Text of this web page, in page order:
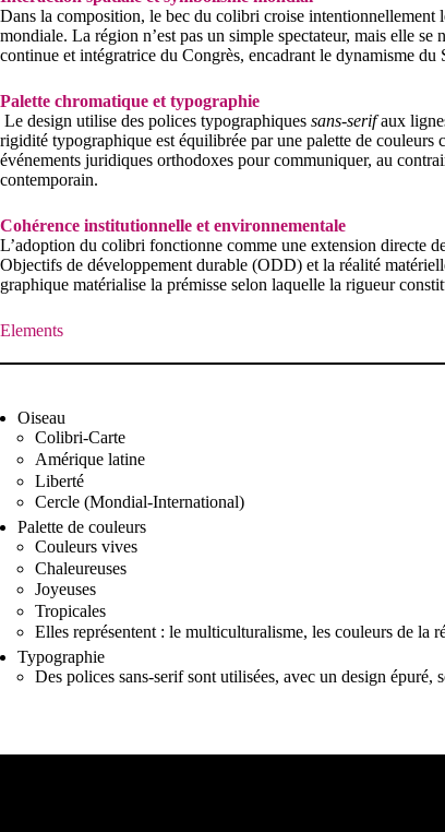
Dans la composition, le bec du colibri croise
mondiale. La région n’est pas un simple spectateur, mais elle
continue et intégratrice du Congrès, encadrant le dynamisme
Palette chromatique et typographie
Le design utilise des polices typographiques sans-serifaux
rigidité typographique est équilibrée par une palette de
événements juridiques orthodoxes pour communiquer, au
contemporain.
Cohérence institutionnelle et environnementale
L’adoption du colibri fonctionne comme une extension directe
Objectifs de développement durable (ODD) et la réalité
graphique matérialise la prémisse selon laquelle la rigueur
Elements
Oiseau
Colibri-Carte
Amérique latine
Liberté
Cercle (Mondial-International)
Palette de couleurs
Couleurs vives
Chaleureuses
Joyeuses
Tropicales
Elles représentent : le multiculturalisme, les couleurs de la
Typographie
Des polices sans-serif sont utilisées, avec un design épuré,